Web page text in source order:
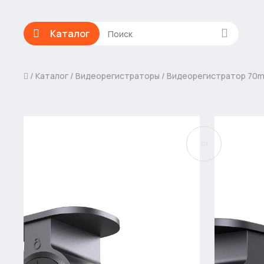
Каталог
Каталог Видеорегистраторы Видеорегистратор